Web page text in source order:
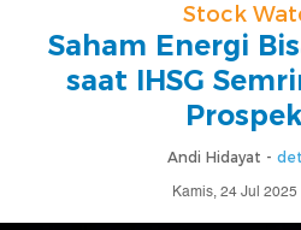
Stock
Saham Energi
saat IHSG
Andi Hidayat -
Kamis, 24 Jul